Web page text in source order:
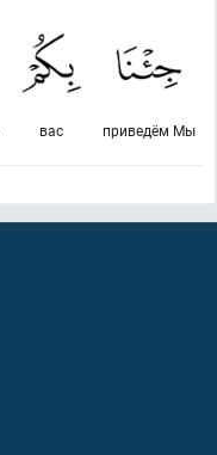
приведём Мы
вас